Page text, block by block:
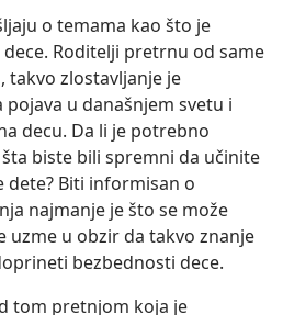
o temama kao što je
Roditelji pretrnu od same
takvo zlostavljanje je
u današnjem svetu i
decu. Da li je potrebno
biste bili spremni da učinite
dete? Biti informisan o
najmanje je što se može
uzme u obzir da takvo znanje
bezbednosti dece.
tom pretnjom koja je